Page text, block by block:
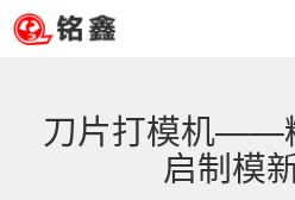
刀片打模机——
启制模